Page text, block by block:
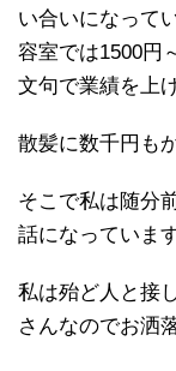
い合いになって
容室では1500円
文句で業績を上
散髪に数千円も
そこで私は随分
話になっています
私は殆ど人と接
さんなのでお洒